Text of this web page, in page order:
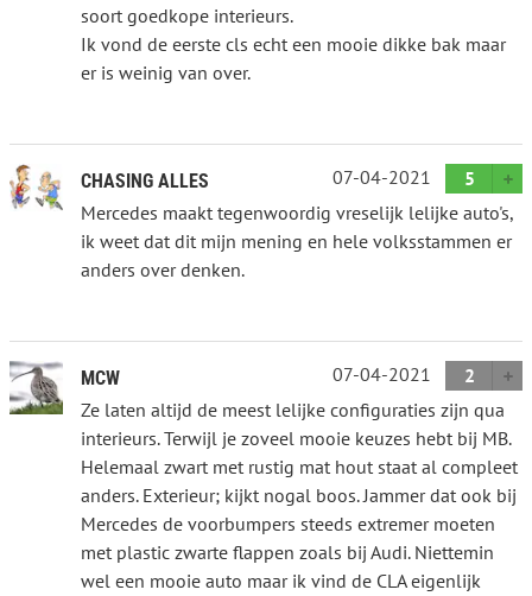
soort goedkope interieurs.
Ik vond de eerste cls echt een mooie dikke bak maar
er is weinig van over.
CHASING ALLES 07-04-2021
5
Mercedes maakt tegenwoordig vreselijk lelijke auto's,
ik weet dat dit mijn mening en hele volksstammen er
anders over denken.
MCW 07-04-2021
2
Ze laten altijd de meest lelijke configuraties zijn qua
interieurs. Terwijl je zoveel mooie keuzes hebt bij MB.
Helemaal zwart met rustig mat hout staat al compleet
anders. Exterieur; kijkt nogal boos. Jammer dat ook bij
Mercedes de voorbumpers steeds extremer moeten
met plastic zwarte flappen zoals bij Audi. Niettemin
wel een mooie auto maar ik vind de CLA eigenlijk